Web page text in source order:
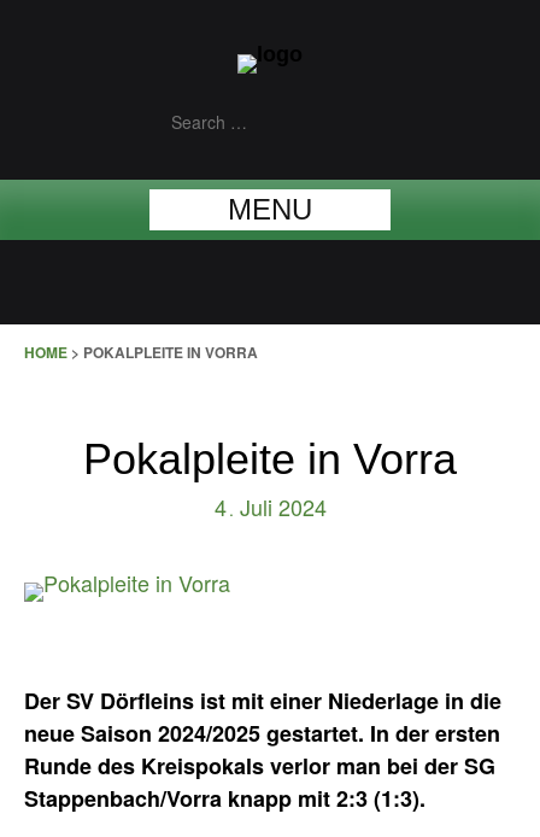
MENU
HOME > POKALPLEITE IN VORRA
Pokalpleite in Vorra
4. Juli 2024
Der SV Dörfleins ist mit einer Niederlage in die
neue Saison 2024/2025 gestartet. In der ersten
Runde des Kreispokals verlor man bei der SG
Stappenbach/Vorra knapp mit 2:3 (1:3).